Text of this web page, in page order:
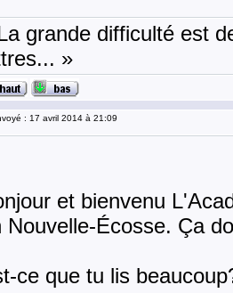
grande difficulté est
»
: 17 avril 2014 à 21:09
et bienvenu
Nouvelle-Écosse. Ça
ce que tu lis